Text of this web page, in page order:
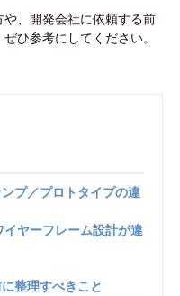
、開発会社に依頼する前
ひ参考にしてください。
プ／プロトタイプの違
ヤーフレーム設計が違
整理すべきこと